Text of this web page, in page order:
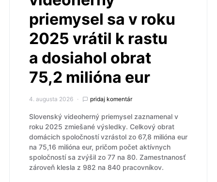
priemysel sa v roku
2025 vrátil k rastu
a dosiahol obrat
75,2 milióna eur
4. augusta 2026 pridaj komentár
Slovenský videoherný priemysel zaznamenal v
roku 2025 zmiešané výsledky. Celkový obrat
domácich spoločností vzrástol zo 67,8 milióna eur
na 75,16 milióna eur, pričom počet aktívnych
spoločností sa zvýšil zo 77 na 80. Zamestnanosť
zároveň klesla z 982 na 840 pracovníkov.